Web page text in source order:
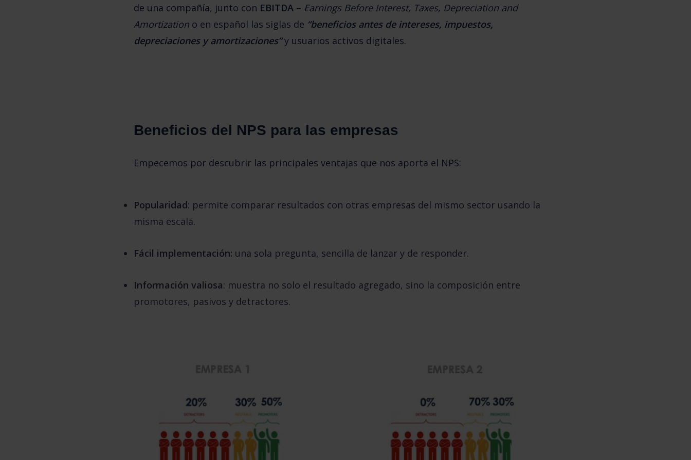
de una compañía, junto con EBITDA – Earnings Before Interest, Taxes, Depreciation and
Amortization o en español las siglas de “beneficios antes de intereses, impuestos,
depreciaciones y amortizaciones” y usuarios activos digitales.
Beneficios del NPS para las empresas
Empecemos por descubrir las principales ventajas que nos aporta el NPS:
Popularidad: permite comparar resultados con otras empresas del mismo sector usando la
misma escala.
Fácil implementación: una sola pregunta, sencilla de lanzar y de responder.
Información valiosa: muestra no solo el resultado agregado, sino la composición entre
promotores, pasivos y detractores.